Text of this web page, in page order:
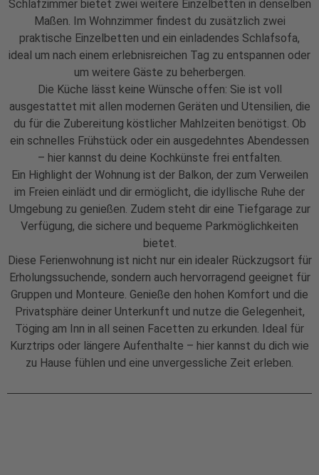
Schlafzimmer bietet zwei weitere Einzelbetten in denselben
Maßen. Im Wohnzimmer findest du zusätzlich zwei
praktische Einzelbetten und ein einladendes Schlafsofa,
ideal um nach einem erlebnisreichen Tag zu entspannen oder
um weitere Gäste zu beherbergen.
Die Küche lässt keine Wünsche offen: Sie ist voll
ausgestattet mit allen modernen Geräten und Utensilien, die
du für die Zubereitung köstlicher Mahlzeiten benötigst. Ob
ein schnelles Frühstück oder ein ausgedehntes Abendessen
– hier kannst du deine Kochkünste frei entfalten.
Ein Highlight der Wohnung ist der Balkon, der zum Verweilen
im Freien einlädt und dir ermöglicht, die idyllische Ruhe der
Umgebung zu genießen. Zudem steht dir eine Tiefgarage zur
Verfügung, die sichere und bequeme Parkmöglichkeiten
bietet.
Diese Ferienwohnung ist nicht nur ein idealer Rückzugsort für
Erholungssuchende, sondern auch hervorragend geeignet für
Gruppen und Monteure. Genieße den hohen Komfort und die
Privatsphäre deiner Unterkunft und nutze die Gelegenheit,
Töging am Inn in all seinen Facetten zu erkunden. Ideal für
Kurztrips oder längere Aufenthalte – hier kannst du dich wie
zu Hause fühlen und eine unvergessliche Zeit erleben.